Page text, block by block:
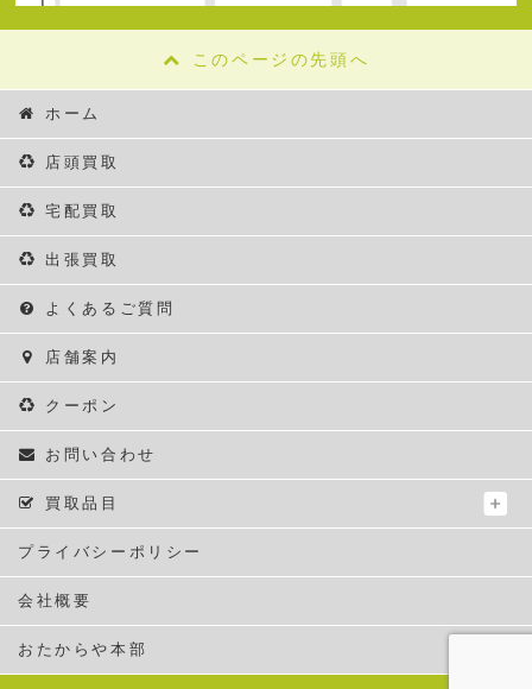
このページの先頭へ
ホーム
店頭買取
宅配買取
出張買取
よくあるご質問
店舗案内
クーポン
お問い合わせ
買取品目
プライバシーポリシー
会社概要
おたからや本部